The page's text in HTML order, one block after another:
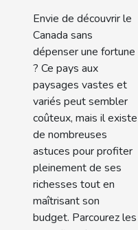
se ruiner ?
Envie de découvrir le
Canada sans
dépenser une fortune
? Ce pays aux
paysages vastes et
variés peut sembler
coûteux, mais il existe
de nombreuses
astuces pour profiter
pleinement de ses
richesses tout en
maîtrisant son
budget. Parcourez les